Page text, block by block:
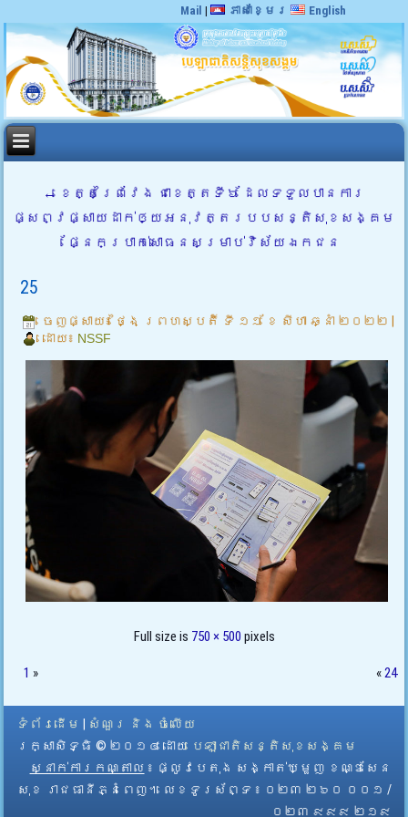
Mail | ភាសាខ្មែរ English
← ខេត្តព្រៃវែង ជាខេត្តទី៦ ដែលទទួលបានការ
ផ្សព្វផ្សាយដាក់ឲ្យអនុវត្តរបបសន្តិសុខសង្គម
ផ្នែកប្រាក់សោធនសម្រាប់វិស័យឯកជន
25
ចេញផ្សាយ៖ ថ្ងៃ ព្រហស្បតិ៍ ទី ១១ ខែ សីហា ឆ្នាំ ២០២២
ដោយ៖ NSSF
Full size is 750 × 500 pixels
1 » «24
ទំព័រដើម
សំណួរ និង ចំលើយ
រក្សាសិទ្ធិ © ២០១៤ ដោយ​ បេឡាជាតិសន្តិសុខសង្គម
ស្នាក់ការកណ្តាល ៖ ផ្លូវបេតុង សង្កាត់ឃ្មួញ ខណ្ឌសែន
សុខ រាជធានីភ្នំពេញ។ លេខទូរស័ព្ទ ៖ ០២៣ ២៦០ ០០១ /
០២៣ ៩៩៩ ២១៩